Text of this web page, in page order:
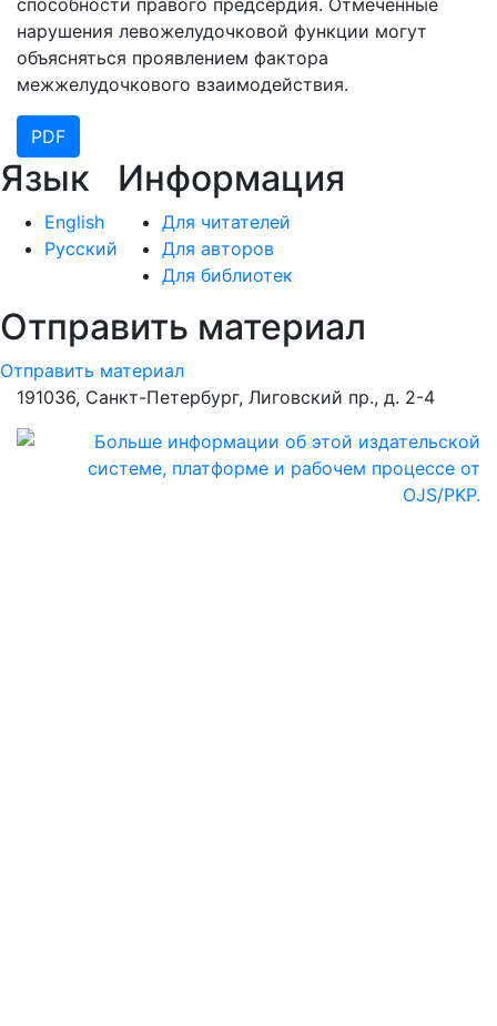
способности правого предсердия. Отмеченные
нарушения левожелудочковой функции могут
объясняться проявлением фактора
межжелудочкового взаимодействия.
PDF
Язык
English
Русский
Информация
Для читателей
Для авторов
Для библиотек
Отправить материал
Отправить материал
191036, Санкт-Петербург, Лиговский пр., д. 2-4